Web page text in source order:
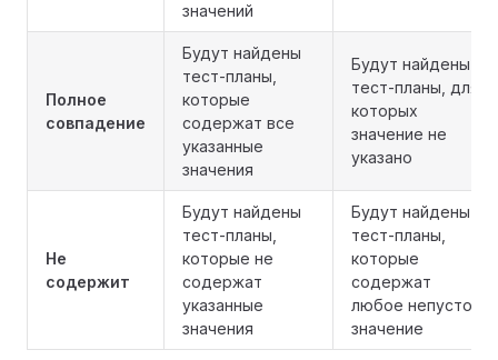
значений
Полное
совпадение
Будут найдены
тест-планы,
которые
содержат все
указанные
значения
Будут найдены
тест-планы, для
которых
значение не
указано
Не
содержит
Будут найдены
тест-планы,
которые не
содержат
указанные
значения
Будут найдены
тест-планы,
которые
содержат
любое непустое
значение